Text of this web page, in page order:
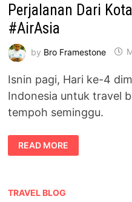
AIR
ASIA
Perjalanan Dari
#AirAsia
by Bro Framestone
Isnin pagi, Hari ke-4
Indonesia untuk travel
tempoh seminggu.
PERJALANAN
DARI
KOTA
#AIRASIA
READ MORE
TRAVEL BLOG